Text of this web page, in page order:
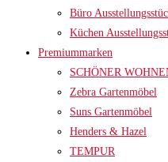
Büro
Küchen
Premiummarken
SCHÖNER
Zebra Gartenmöbel
Suns Gartenmöbel
Henders & Hazel
TEMPUR